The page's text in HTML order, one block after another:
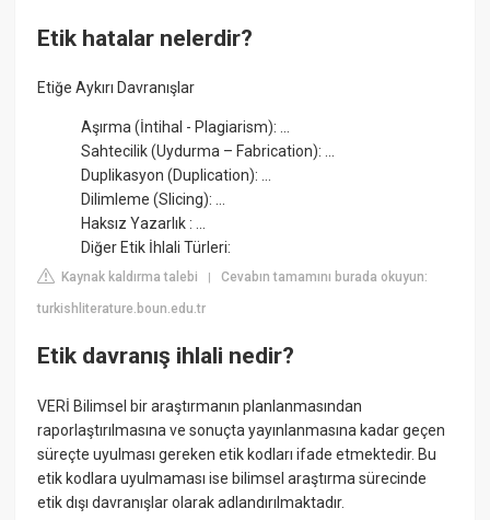
Etik hatalar nelerdir?
Etiğe Aykırı Davranışlar
Aşırma (İntihal - Plagiarism): ...
Sahtecilik (Uydurma – Fabrication): ...
Duplikasyon (Duplication): ...
Dilimleme (Slicing): ...
Haksız Yazarlık : ...
Diğer Etik İhlali Türleri:
Kaynak kaldırma talebi |Cevabın tamamını burada okuyun:
turkishliterature.boun.edu.tr
Etik davranış ihlali nedir?
VERİ Bilimsel bir araştırmanın planlanmasından
raporlaştırılmasına ve sonuçta yayınlanmasına kadar geçen
süreçte uyulması gereken etik kodları ifade etmektedir. Bu
etik kodlara uyulmaması ise bilimsel araştırma sürecinde
etik dışı davranışlar olarak adlandırılmaktadır.